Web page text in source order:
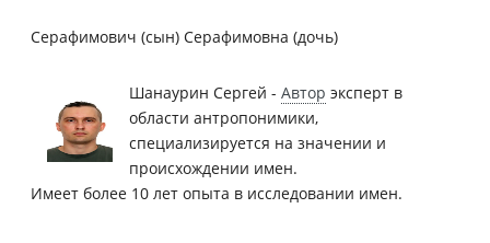
Серафимович (сын) Серафимовна (дочь)
Шанаурин Сергей - Автор эксперт в
области антропонимики,
специализируется на значении и
происхождении имен.
Имеет более 10 лет опыта в исследовании имен.